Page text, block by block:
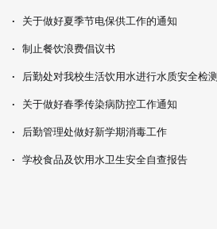
· 关于做好夏季节电保供工作的通知
· 制止餐饮浪费倡议书
· 后勤处对我校生活饮用水进行水质安全检测
· 关于做好春季传染病防控工作通知
· 后勤管理处做好新学期消毒工作
· 学校食品及饮用水卫生安全自查报告